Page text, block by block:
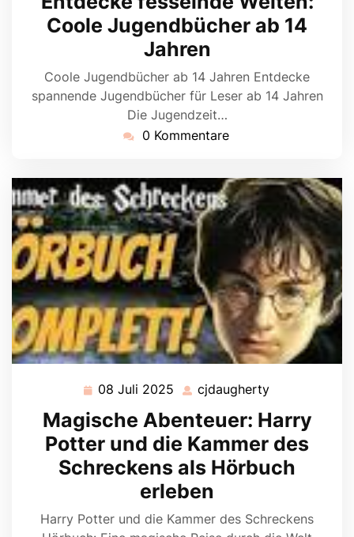
2026
Coole Jugendbücher ab 14
Jahren
Coole Jugendbücher ab 14 Jahren Entdecke
spannende Jugendbücher für Leser ab 14 Jahren
Die Jugendzeit…
0 Kommentare
08 Juli 2025 08
2025
cjdaugherty
Magische Abenteuer: Harry
Potter und die Kammer des
Schreckens als Hörbuch
erleben
Harry Potter und die Kammer des Schreckens